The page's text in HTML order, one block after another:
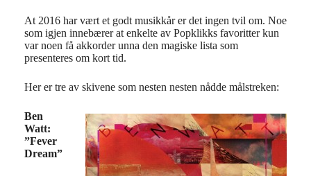
At 2016 har vært et godt musikkår er det ingen tvil om. Noe
som igjen innebærer at enkelte av Popklikks favoritter kun
var noen få akkorder unna den magiske lista som
presenteres om kort tid.
Her er tre av skivene som nesten nesten nådde målstreken:
Ben
Watt:
”Fever
Dream”